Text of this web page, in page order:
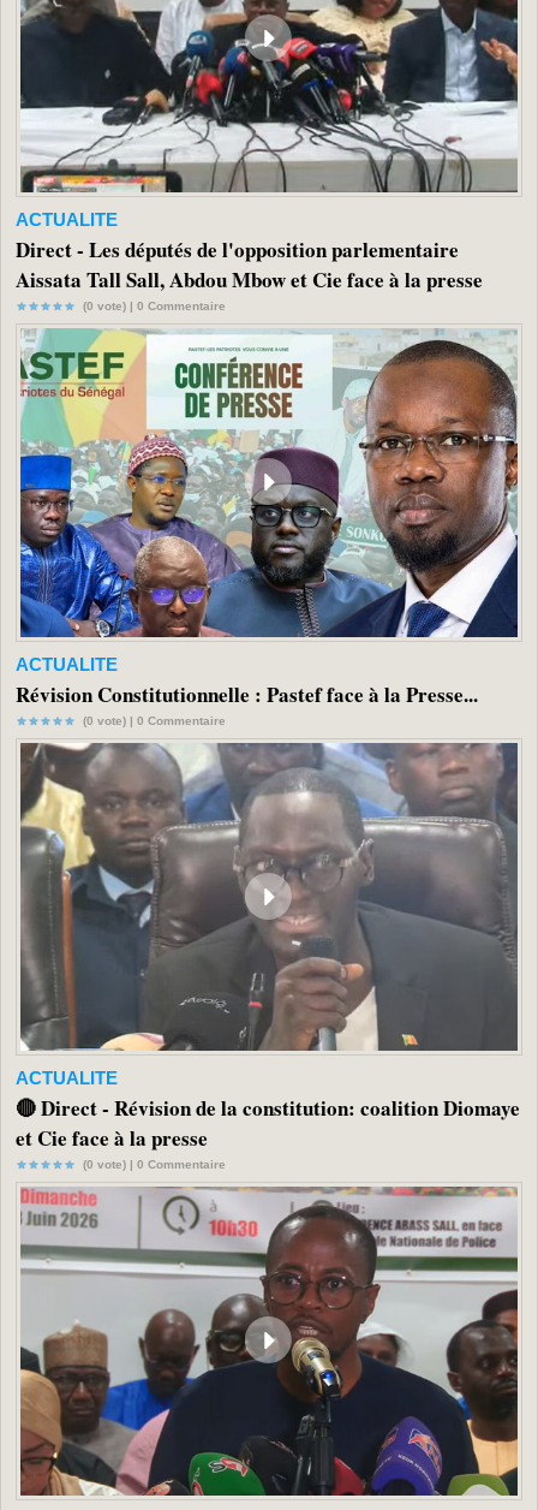
ACTUALITE
Direct - Les députés de l'opposition parlementaire
Aissata Tall Sall, Abdou Mbow et Cie face à la presse
(0 vote) | 0 Commentaire
ACTUALITE
Révision Constitutionnelle : Pastef face à la Presse...
(0 vote) | 0 Commentaire
ACTUALITE
🔴 Direct - Révision de la constitution: coalition Diomaye
et Cie face à la presse
(0 vote) | 0 Commentaire